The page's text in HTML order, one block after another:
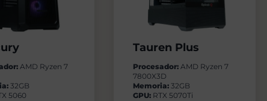
AMD Ryzen 7
32GB
5060
Tauren Plus
Procesador:AMD Ryzen 7
7800X3D
Memoria:32GB
GPU: RTX 5070Ti